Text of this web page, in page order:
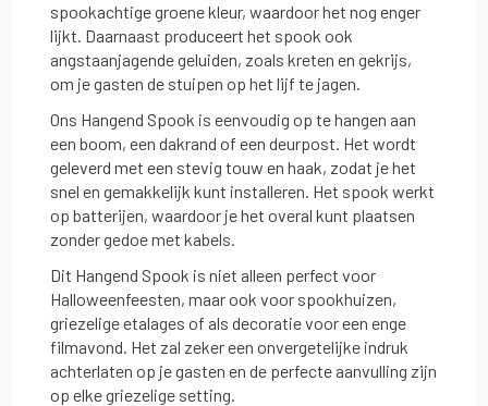
spookachtige groene kleur, waardoor het nog enger
lijkt. Daarnaast produceert het spook ook
angstaanjagende geluiden, zoals kreten en gekrijs,
om je gasten de stuipen op het lijf te jagen.
Ons Hangend Spook is eenvoudig op te hangen aan
een boom, een dakrand of een deurpost. Het wordt
geleverd met een stevig touw en haak, zodat je het
snel en gemakkelijk kunt installeren. Het spook werkt
op batterijen, waardoor je het overal kunt plaatsen
zonder gedoe met kabels.
Dit Hangend Spook is niet alleen perfect voor
Halloweenfeesten, maar ook voor spookhuizen,
griezelige etalages of als decoratie voor een enge
filmavond. Het zal zeker een onvergetelijke indruk
achterlaten op je gasten en de perfecte aanvulling zijn
op elke griezelige setting.